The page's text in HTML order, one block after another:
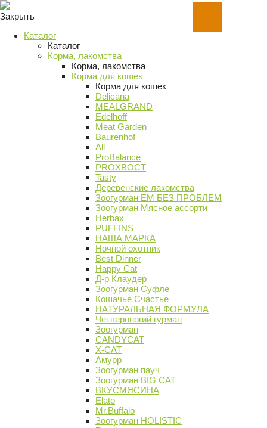
Закрыть
Каталог
Каталог
Корма, лакомства
Корма, лакомства
Корма для кошек
Корма для кошек
Delicana
MEALGRAND
Edelhoff
Meat Garden
Baurenhof
All
ProBalance
PROХВОСТ
Tasty
Деревенские лакомства
Зоогурман ЕМ БЕЗ ПРОБЛЕМ
Зоогурман Мясное ассорти
Herbax
PUFFINS
НАША МАРКА
Ночной охотник
Best Dinner
Happy Cat
Д-р Клаудер
Зоогурман Суфле
Кошачье Счастье
НАТУРАЛЬНАЯ ФОРМУЛА
Четвероногий гурман
Зоогурман
CANDYCAT
X-CAT
Амурр
Зоогурман пауч
Зоогурман BIG CAT
ВКУСМЯСИНА
Elato
Mr.Buffalo
Зоогурман HOLISTIC